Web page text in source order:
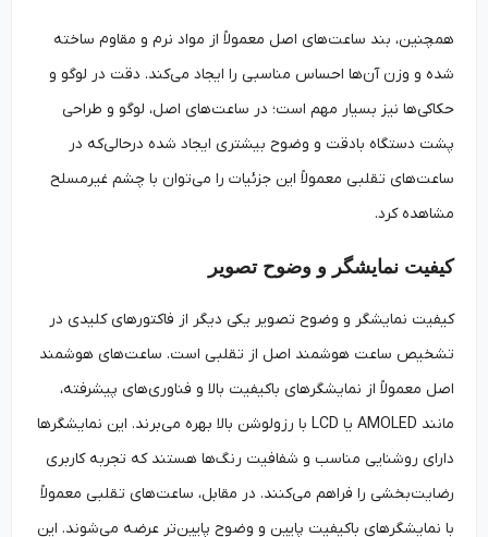
همچنین، بند ساعت‌های اصل معمولاً از مواد نرم و مقاوم ساخته
شده و وزن آن‌ها احساس مناسبی را ایجاد می‌کند. دقت در لوگو و
حکاکی‌ها نیز بسیار مهم است؛ در ساعت‌های اصل، لوگو و طراحی
پشت دستگاه بادقت و وضوح بیشتری ایجاد شده درحالی‌که در
ساعت‌های تقلبی معمولاً این جزئیات را می‌توان با چشم غیرمسلح
مشاهده کرد.
کیفیت نمایشگر و وضوح تصویر
کیفیت نمایشگر و وضوح تصویر یکی دیگر از فاکتورهای کلیدی در
تشخیص ساعت هوشمند اصل از تقلبی است. ساعت‌های هوشمند
اصل معمولاً از نمایشگرهای باکیفیت بالا و فناوری‌های پیشرفته،
مانند AMOLED یا LCD با رزولوشن بالا بهره می‌برند. این نمایشگرها
دارای روشنایی مناسب و شفافیت رنگ‌ها هستند که تجربه کاربری
رضایت‌بخشی را فراهم می‌کنند. در مقابل، ساعت‌های تقلبی معمولاً
با نمایشگرهای باکیفیت پایین و وضوح پایین‌تر عرضه می‌شوند. این